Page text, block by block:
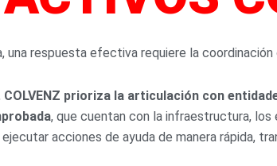
Venezuela? ¿Necesitas apoyo?
una respuesta efectiva requiere la
COLVENZ prioriza la articulación con
, que cuentan con la infraestructura,
ejecutar acciones de ayuda de manera rápida,